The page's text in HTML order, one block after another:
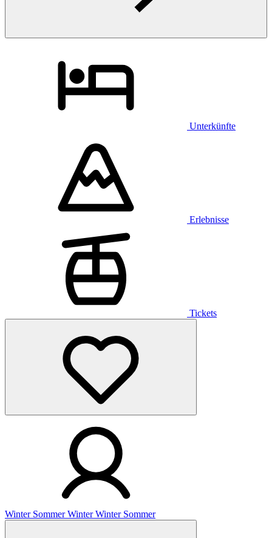
Unterkünfte
Erlebnisse
Tickets
Winter Sommer Winter Winter Sommer